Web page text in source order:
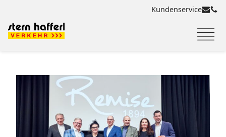
Kundenservice